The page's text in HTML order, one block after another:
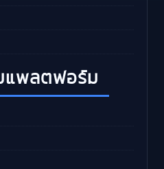
แพลตฟอร์ม